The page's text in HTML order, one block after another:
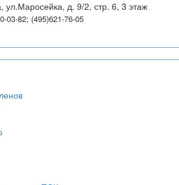
ул.Маросейка, д. 9/2, стр. 6, 3 этаж
03-82; (495)621-76-05